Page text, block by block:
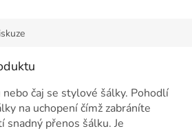
čaj se stylové šálky. Pohodlí
na uchopení čímž zabráníte
snadný přenos šálku. Je